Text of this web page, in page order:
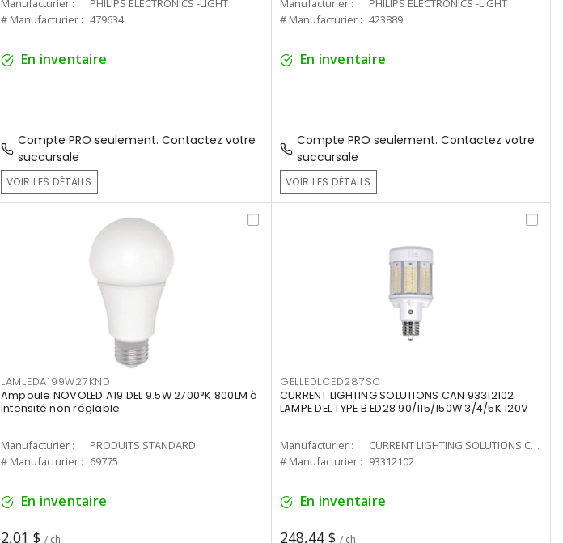
Manufacturier :
PHILIPS ELECTRONICS -LIGHT
# Manufacturier : 479634
En inventaire
Compte PRO seulement. Contactez votre
succursale
VOIR LES DÉTAILS
Manufacturier :
PHILIPS ELECTRONICS -LIGHT
# Manufacturier : 423889
En inventaire
Compte PRO seulement. Contactez votre
succursale
VOIR LES DÉTAILS
LAMLEDA199W27KND
Ampoule NOVOLED A19 DEL 9.5W 2700°K 800LM à
intensité non réglable
Manufacturier :
PRODUITS STANDARD
# Manufacturier : 69775
En inventaire
2,01 $ / ch
GELLEDLCED287SC
CURRENT LIGHTING SOLUTIONS CAN 93312102
LAMPE DEL TYPE B ED28 90/115/150W 3/4/5K 120V
Manufacturier :
CURRENT LIGHTING SOLUTIONS CAN
# Manufacturier : 93312102
En inventaire
248,44 $ / ch